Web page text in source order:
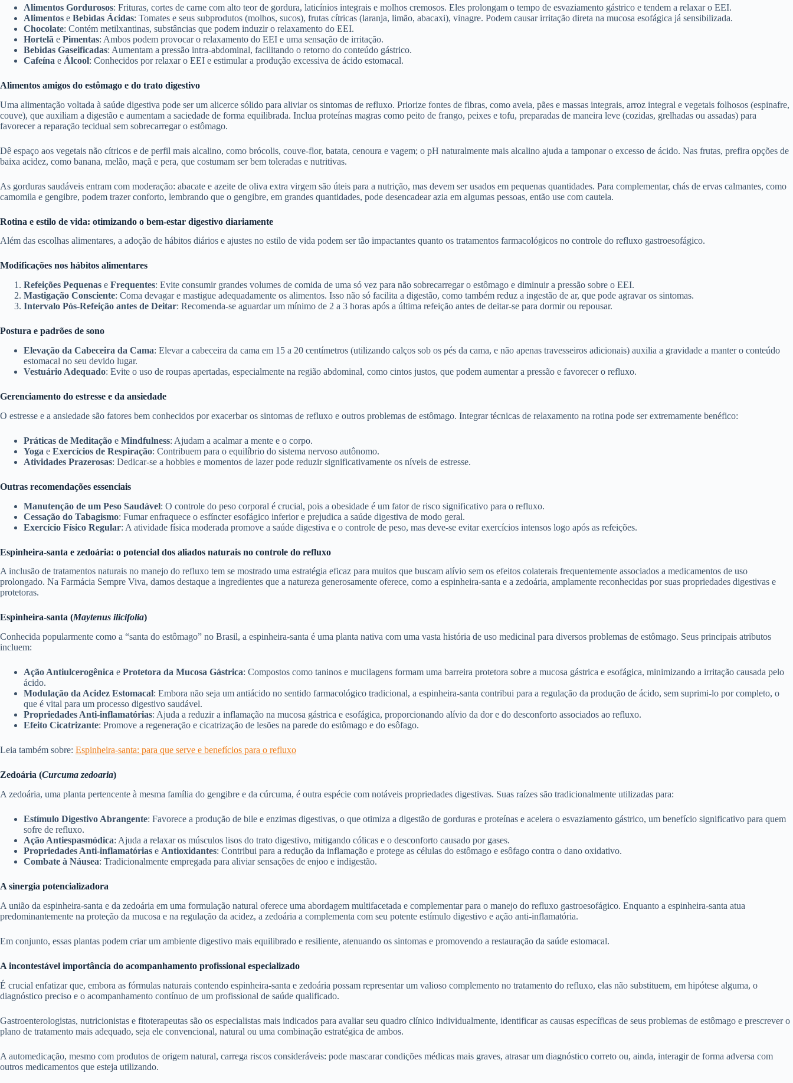
Alimentos Gordurosos: Frituras, cortes de carne com alto teor de gordura, laticínios integrais e molhos cremosos. Eles prolongam o tempo de esvaziamento gástrico e tendem a relaxar o EEI.
Alimentos e Bebidas Ácidas: Tomates e seus subprodutos (molhos, sucos), frutas cítricas (laranja, limão, abacaxi), vinagre. Podem causar irritação direta na mucosa esofágica já sensibilizada.
Chocolate: Contém metilxantinas, substâncias que podem induzir o relaxamento do EEI.
Hortelã e Pimentas: Ambos podem provocar o relaxamento do EEI e uma sensação de irritação.
Bebidas Gaseificadas: Aumentam a pressão intra-abdominal, facilitando o retorno do conteúdo gástrico.
Cafeína e Álcool: Conhecidos por relaxar o EEI e estimular a produção excessiva de ácido estomacal.
Alimentos amigos do estômago e do trato digestivo
Uma alimentação voltada à saúde digestiva pode ser um alicerce sólido para aliviar os sintomas de refluxo. Priorize fontes de fibras, como aveia, pães e massas integrais, arroz integral e vegetais folhosos (espinafre,
couve), que auxiliam a digestão e aumentam a saciedade de forma equilibrada. Inclua proteínas magras como peito de frango, peixes e tofu, preparadas de maneira leve (cozidas, grelhadas ou assadas) para
favorecer a reparação tecidual sem sobrecarregar o estômago.
Dê espaço aos vegetais não cítricos e de perfil mais alcalino, como brócolis, couve-flor, batata, cenoura e vagem; o pH naturalmente mais alcalino ajuda a tamponar o excesso de ácido. Nas frutas, prefira opções de
baixa acidez, como banana, melão, maçã e pera, que costumam ser bem toleradas e nutritivas.
As gorduras saudáveis entram com moderação: abacate e azeite de oliva extra virgem são úteis para a nutrição, mas devem ser usados em pequenas quantidades. Para complementar, chás de ervas calmantes, como
camomila e gengibre, podem trazer conforto, lembrando que o gengibre, em grandes quantidades, pode desencadear azia em algumas pessoas, então use com cautela.
Rotina e estilo de vida: otimizando o bem-estar digestivo diariamente
Além das escolhas alimentares, a adoção de hábitos diários e ajustes no estilo de vida podem ser tão impactantes quanto os tratamentos farmacológicos no controle do refluxo gastroesofágico.
Modificações nos hábitos alimentares
Refeições Pequenas e Frequentes: Evite consumir grandes volumes de comida de uma só vez para não sobrecarregar o estômago e diminuir a pressão sobre o EEI.
Mastigação Consciente: Coma devagar e mastigue adequadamente os alimentos. Isso não só facilita a digestão, como também reduz a ingestão de ar, que pode agravar os sintomas.
Intervalo Pós-Refeição antes de Deitar: Recomenda-se aguardar um mínimo de 2 a 3 horas após a última refeição antes de deitar-se para dormir ou repousar.
Postura e padrões de sono
Elevação da Cabeceira da Cama: Elevar a cabeceira da cama em 15 a 20 centímetros (utilizando calços sob os pés da cama, e não apenas travesseiros adicionais) auxilia a gravidade a manter o conteúdo
estomacal no seu devido lugar.
Vestuário Adequado: Evite o uso de roupas apertadas, especialmente na região abdominal, como cintos justos, que podem aumentar a pressão e favorecer o refluxo.
Gerenciamento do estresse e da ansiedade
O estresse e a ansiedade são fatores bem conhecidos por exacerbar os sintomas de refluxo e outros problemas de estômago. Integrar técnicas de relaxamento na rotina pode ser extremamente benéfico:
Práticas de Meditação e Mindfulness: Ajudam a acalmar a mente e o corpo.
Yoga e Exercícios de Respiração: Contribuem para o equilíbrio do sistema nervoso autônomo.
Atividades Prazerosas: Dedicar-se a hobbies e momentos de lazer pode reduzir significativamente os níveis de estresse.
Outras recomendações essenciais
Manutenção de um Peso Saudável: O controle do peso corporal é crucial, pois a obesidade é um fator de risco significativo para o refluxo.
Cessação do Tabagismo: Fumar enfraquece o esfíncter esofágico inferior e prejudica a saúde digestiva de modo geral.
Exercício Físico Regular: A atividade física moderada promove a saúde digestiva e o controle de peso, mas deve-se evitar exercícios intensos logo após as refeições.
Espinheira-santa e zedoária: o potencial dos aliados naturais no controle do refluxo
A inclusão de tratamentos naturais no manejo do refluxo tem se mostrado uma estratégia eficaz para muitos que buscam alívio sem os efeitos colaterais frequentemente associados a medicamentos de uso
prolongado. Na Farmácia Sempre Viva, damos destaque a ingredientes que a natureza generosamente oferece, como a espinheira-santa e a zedoária, amplamente reconhecidas por suas propriedades digestivas e
protetoras.
Espinheira-santa (Maytenus ilicifolia)
Conhecida popularmente como a “santa do estômago” no Brasil, a espinheira-santa é uma planta nativa com uma vasta história de uso medicinal para diversos problemas de estômago. Seus principais atributos
incluem:
Ação Antiulcerogênica e Protetora da Mucosa Gástrica: Compostos como taninos e mucilagens formam uma barreira protetora sobre a mucosa gástrica e esofágica, minimizando a irritação causada pelo
ácido.
Modulação da Acidez Estomacal: Embora não seja um antiácido no sentido farmacológico tradicional, a espinheira-santa contribui para a regulação da produção de ácido, sem suprimi-lo por completo, o
que é vital para um processo digestivo saudável.
Propriedades Anti-inflamatórias: Ajuda a reduzir a inflamação na mucosa gástrica e esofágica, proporcionando alívio da dor e do desconforto associados ao refluxo.
Efeito Cicatrizante: Promove a regeneração e cicatrização de lesões na parede do estômago e do esôfago.
Leia também sobre: Espinheira-santa: para que serve e benefícios para o refluxo
Zedoária (Curcuma zedoaria)
A zedoária, uma planta pertencente à mesma família do gengibre e da cúrcuma, é outra espécie com notáveis propriedades digestivas. Suas raízes são tradicionalmente utilizadas para:
Estímulo Digestivo Abrangente: Favorece a produção de bile e enzimas digestivas, o que otimiza a digestão de gorduras e proteínas e acelera o esvaziamento gástrico, um benefício significativo para quem
sofre de refluxo.
Ação Antiespasmódica: Ajuda a relaxar os músculos lisos do trato digestivo, mitigando cólicas e o desconforto causado por gases.
Propriedades Anti-inflamatórias e Antioxidantes: Contribui para a redução da inflamação e protege as células do estômago e esôfago contra o dano oxidativo.
Combate à Náusea: Tradicionalmente empregada para aliviar sensações de enjoo e indigestão.
A sinergia potencializadora
A união da espinheira-santa e da zedoária em uma formulação natural oferece uma abordagem multifacetada e complementar para o manejo do refluxo gastroesofágico. Enquanto a espinheira-santa atua
predominantemente na proteção da mucosa e na regulação da acidez, a zedoária a complementa com seu potente estímulo digestivo e ação anti-inflamatória.
Em conjunto, essas plantas podem criar um ambiente digestivo mais equilibrado e resiliente, atenuando os sintomas e promovendo a restauração da saúde estomacal.
A incontestável importância do acompanhamento profissional especializado
É crucial enfatizar que, embora as fórmulas naturais contendo espinheira-santa e zedoária possam representar um valioso complemento no tratamento do refluxo, elas não substituem, em hipótese alguma, o
diagnóstico preciso e o acompanhamento contínuo de um profissional de saúde qualificado.
Gastroenterologistas, nutricionistas e fitoterapeutas são os especialistas mais indicados para avaliar seu quadro clínico individualmente, identificar as causas específicas de seus problemas de estômago e prescrever o
plano de tratamento mais adequado, seja ele convencional, natural ou uma combinação estratégica de ambos.
A automedicação, mesmo com produtos de origem natural, carrega riscos consideráveis: pode mascarar condições médicas mais graves, atrasar um diagnóstico correto ou, ainda, interagir de forma adversa com
outros medicamentos que esteja utilizando.